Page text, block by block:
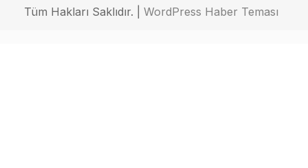
Tüm Hakları Saklıdır. | WordPress Haber Teması